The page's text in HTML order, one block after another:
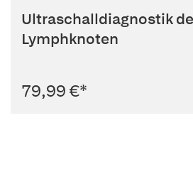
Ultraschalldiagnostik
Lymphknoten
79,99 €*